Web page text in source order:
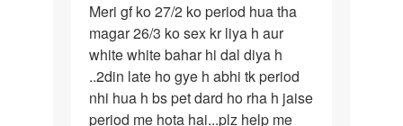
Meri
gf
ko
27/2
ko
period
Meri gf ko 27/2 ko period hua tha
magar 26/3 ko sex kr liya h aur
white white bahar hi dal diya h
..2din late ho gye h abhi tk period
nhi hua h bs pet dard ho rha h jaise
period me hota hai...plz help me